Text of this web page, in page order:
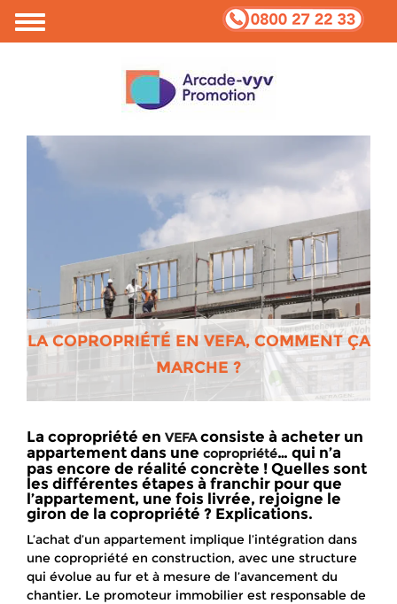
LA COPROPRIÉTÉ EN VEFA, COMMENT ÇA
MARCHE ?
La copropriété en VEFAconsiste à acheter un
appartement dans une copropriété… qui n’a
pas encore de réalité concrète ! Quelles sont
les différentes étapes à franchir pour que
l’appartement, une fois livrée, rejoigne le
giron de la copropriété ? Explications.
L’achat d’un appartement implique l’intégration dans
une copropriété en construction, avec une structure
qui évolue au fur et à mesure de l’avancement du
chantier. Le promoteur immobilier est responsable de